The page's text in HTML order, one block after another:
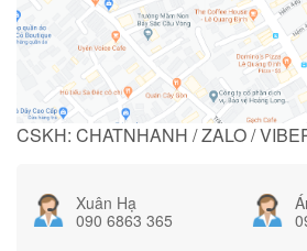
CSKH: CHATNHANH / ZALO /
Xuân Hạ
090 6863 365